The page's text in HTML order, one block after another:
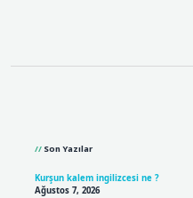
Son Yazılar
Kurşun kalem ingilizcesi ne ?
Ağustos 7, 2026